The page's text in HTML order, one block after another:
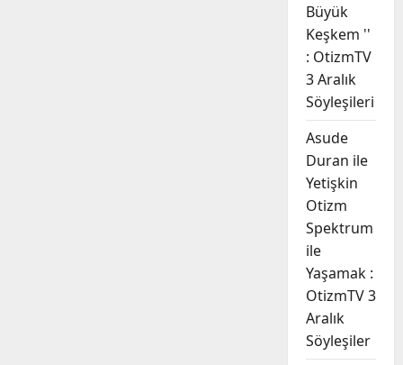
Büyük
Keşkem ''
: OtizmTV
3 Aralık
Söyleşileri
Asude
Duran ile
Yetişkin
Otizm
Spektrum
ile
Yaşamak :
OtizmTV 3
Aralık
Söyleşiler